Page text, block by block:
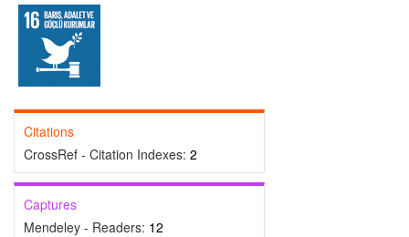
Citations
CrossRef - Citation Indexes: 2
Captures
Mendeley - Readers: 12